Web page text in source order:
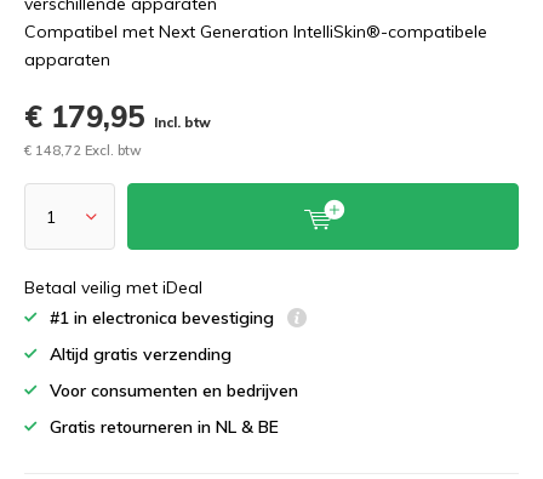
Compatibel met Next Generation IntelliSkin®-compatibele
apparaten
€ 179,95
Incl. btw
€ 148,72 Excl. btw
Betaal veilig met iDeal
#1 in electronica bevestiging
Altijd gratis verzending
Voor consumenten en bedrijven
Gratis retourneren in NL & BE